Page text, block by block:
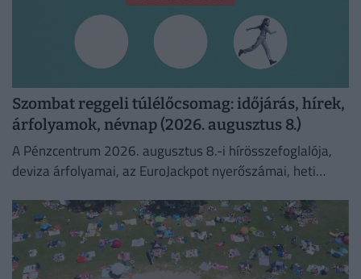
Szombat reggeli túlélőcsomag: időjárás, hírek,
árfolyamok, névnap (2026. augusztus 8.)
A Pénzcentrum 2026. augusztus 8.-i hírösszefoglalója,
deviza árfolyamai, az EuroJackpot nyerőszámai, heti